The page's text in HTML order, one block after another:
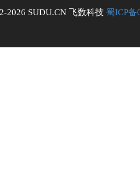
2026 SUDU.CN 飞数科技 蜀ICP备